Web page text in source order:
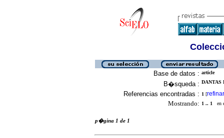
Base de datos : article
B�squeda : DANTAS
Referencias encontradas : 1 [refinar
Mostrando: 1 .. 1 en
p�gina 1 de 1